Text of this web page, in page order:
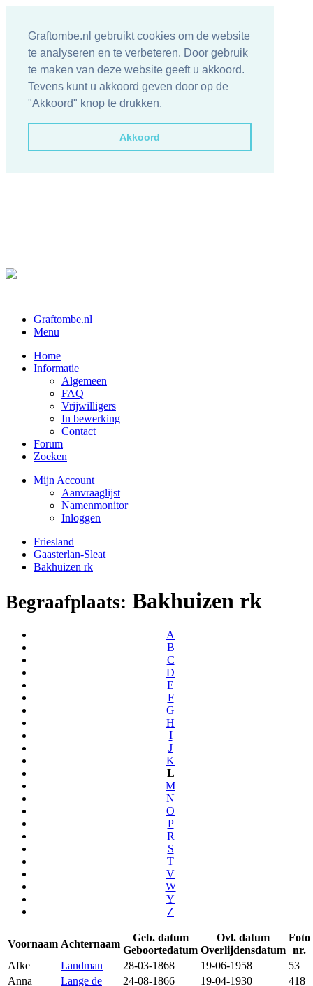
Graftombe.nl gebruikt cookies om de website
te analyseren en te verbeteren. Door gebruik
te maken van deze website geeft u akkoord.
Tevens kunt u akkoord geven door op de
"Akkoord" knop te drukken.
Akkoord
Graftombe.nl
Menu
Home
Informatie
Algemeen
FAQ
Vrijwilligers
In bewerking
Contact
Forum
Zoeken
Mijn Account
Aanvraaglijst
Namenmonitor
Inloggen
Friesland
Gaasterlan-Sleat
Bakhuizen rk
Begraafplaats: Bakhuizen rk
A
B
C
D
E
F
G
H
I
J
K
L
M
N
O
P
R
S
T
V
W
Y
Z
Voornaam Achternaam
Geb. datum
Geboortedatum
Ovl. datum
Overlijdensdatum
Foto
nr.
Afke
Landman 28-03-1868 19-06-1958
53
Anna
Lange de 24-08-1866 19-04-1930
418